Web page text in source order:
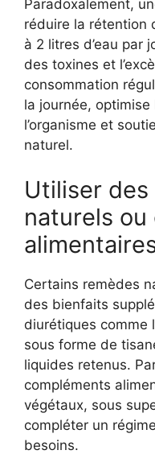
Paradoxalement,
réduire la rétention
à 2 litres d’eau par
des toxines et
consommation
la journée, optimise
l’organisme et
naturel.
Utiliser
naturels
Certains remèdes
des bienfaits
diurétiques comme
sous forme de
liquides retenus.
compléments
végétaux, sous
compléter un
besoins.